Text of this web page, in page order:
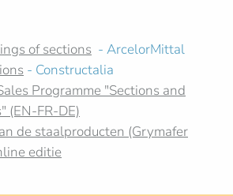
of sections - ArcelorMittal
- Constructalia
Programme "Sections and
(EN-FR-DE)
de staalproducten (Grymafer
editie